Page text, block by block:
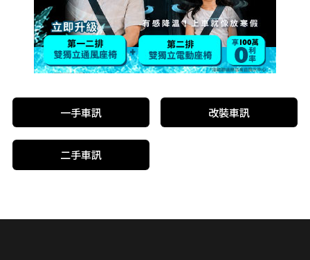
一手車訊 改裝車訊
二手車訊